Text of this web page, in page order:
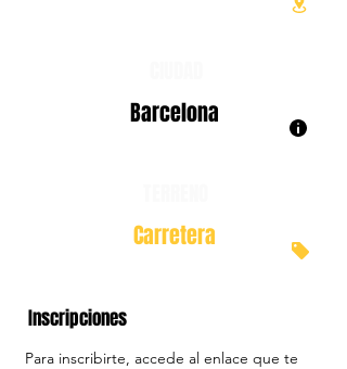
Barcelona
Carretera
Inscripciones
Para inscribirte, accede al enlace que te